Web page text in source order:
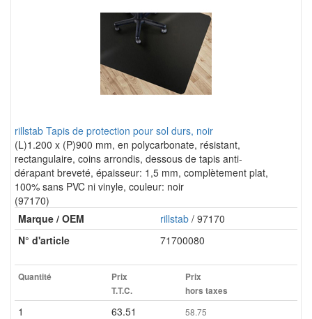
rillstab Tapis de protection pour sol durs, noir
(L)1.200 x (P)900 mm, en polycarbonate, résistant,
rectangulaire, coins arrondis, dessous de tapis anti-
dérapant breveté, épaisseur: 1,5 mm, complètement plat,
100% sans PVC ni vinyle, couleur: noir
(97170)
Marque / OEM
rillstab / 97170
N° d'article
71700080
Quantité
Prix
T.T.C.
Prix
hors taxes
1 63.51 58.75